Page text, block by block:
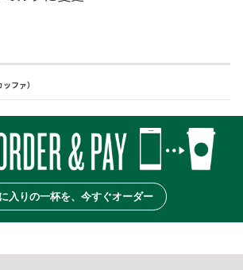
ッファ）
入りの一杯を、今すぐオーダー